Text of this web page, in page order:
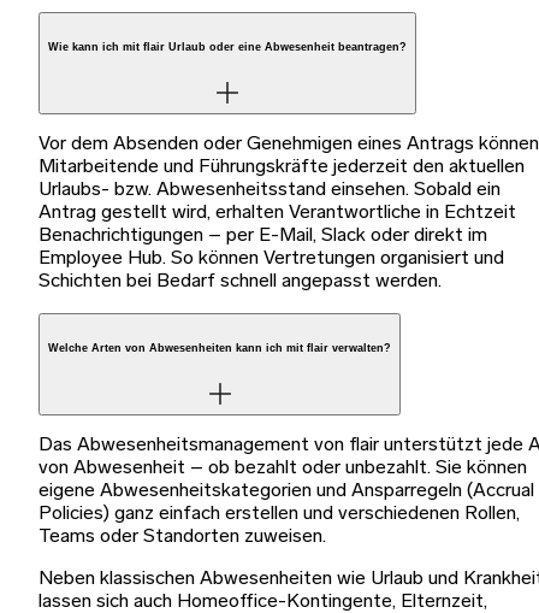
Wie kann ich mit flair Urlaub oder eine Abwesenheit beantragen?
Vor dem Absenden oder Genehmigen eines Antrags können
Mitarbeitende und Führungskräfte jederzeit den aktuellen
Urlaubs- bzw. Abwesenheitsstand einsehen. Sobald ein
Antrag gestellt wird, erhalten Verantwortliche in Echtzeit
Benachrichtigungen – per E-Mail, Slack oder direkt im
Employee Hub. So können Vertretungen organisiert und
Schichten bei Bedarf schnell angepasst werden.
Welche Arten von Abwesenheiten kann ich mit flair verwalten?
Das Abwesenheitsmanagement von flair unterstützt jede
von Abwesenheit – ob bezahlt oder unbezahlt. Sie können
eigene Abwesenheitskategorien und Ansparregeln (Accrual
Policies) ganz einfach erstellen und verschiedenen Rollen,
Teams oder Standorten zuweisen.
Neben klassischen Abwesenheiten wie Urlaub und
lassen sich auch Homeoffice-Kontingente, Elternzeit,